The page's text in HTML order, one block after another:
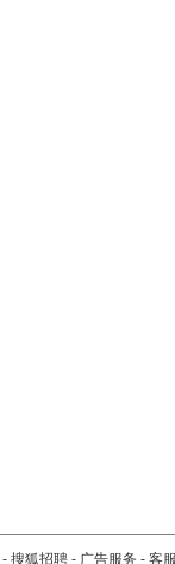
- 搜狐招聘 - 广告服务 - 客